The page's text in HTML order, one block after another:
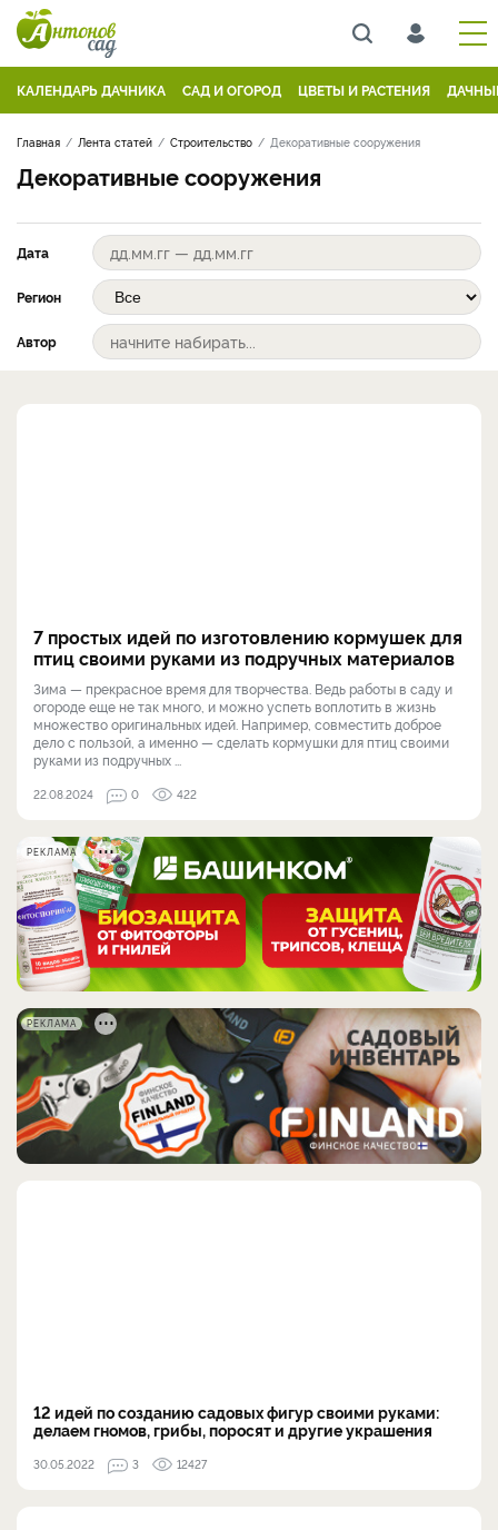
КАЛЕНДАРЬ ДАЧНИКА САД И ОГОРОД ЦВЕТЫ И РАСТЕНИЯ
Главная Лента статей Строительство Декоративные сооружения
Декоративные сооружения
Дата
Регион
Автор
7 простых идей по изготовлению кормушек для
птиц своими руками из подручных материалов
Зима — прекрасное время для творчества. Ведь работы в саду и
огороде еще не так много, и можно успеть воплотить в жизнь
множество оригинальных идей. Например, совместить доброе
дело с пользой, а именно — сделать кормушки для птиц своими
руками из подручных ...
22.08.2024 0 422
РЕКЛАМА
РЕКЛАМА
12 идей по созданию садовых фигур своими руками:
делаем гномов, грибы, поросят и другие украшения
30.05.2022 3 12427